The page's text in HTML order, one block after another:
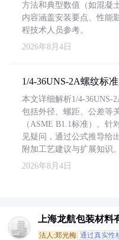
方法和典型数值（如混凝
内容涵盖安装要点、性能
程技术人员参考。
2026年8月4日
1/4-36UNS-2A螺纹标
本文详细解析1/4-36UNS-
包括外径、螺距、公差等
（ASME B1.1标准）。针
见疑问，通过公式推导给
附加工艺建议与扩展知识。
2026年8月4日
上海龙航包装材料
法人:郑光梅 通过真实性